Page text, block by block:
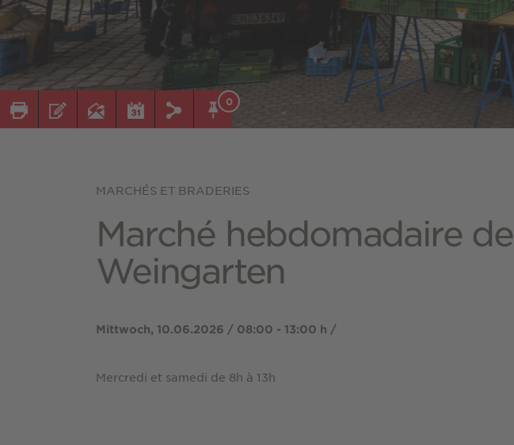
0
MARCHÉS ET BRADERIES
Marché hebdomadaire de
Weingarten
Mittwoch, 10.06.2026 / 08:00 - 13:00 h /
Mercredi et samedi de 8h à 13h